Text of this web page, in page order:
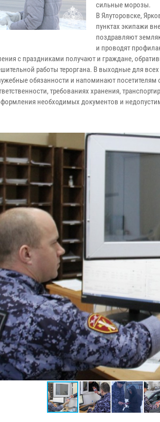
сильные морозы.
В Ялуторовске,
пунктах экипажи
поздравляют
и проводят
с праздниками получают и граждане,
работы тероргана. В выходные для
обязанности и напоминают посетителям
требованиях хранения,
необходимых документов и